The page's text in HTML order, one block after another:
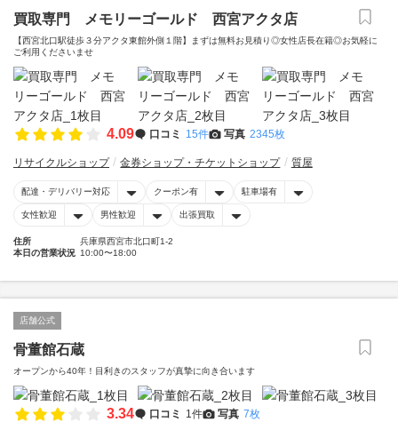
買取専門 メモリーゴールド 西宮アクタ店
【西宮北口駅徒歩３分アクタ東館外側１階】まずは無料お見積り◎女性店長在籍◎お気軽に
ご利用くださいませ
4.09 口コミ 15件 写真 2345枚
リサイクルショップ 金券ショップ・チケットショップ 質屋
配達・デリバリー対応 クーポン有 駐車場有
女性歓迎 男性歓迎 出張買取
住所
兵庫県西宮市北口町1-2
本日の営業状況 10:00〜18:00
店舗公式
骨董館石蔵
オープンから40年！目利きのスタッフが真摯に向き合います
3.34 口コミ 1件 写真 7枚